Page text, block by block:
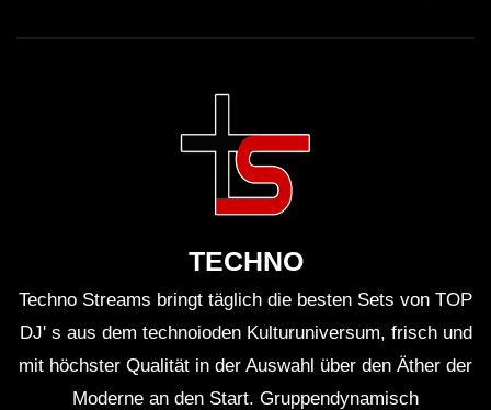
Besuchern noch lange in Erinnerung bleiben.
Sama’ Abdulhadi begeistert nicht nur durch ihre
Musik, sondern auch durch ihre Persönlichkeit und
ihre positive Ausstrahlung.
Kritische Analyse
TECHNO
Techno Streams bringt täglich die besten Sets von TOP
DJ' s aus dem technoioden Kulturuniversum, frisch und
mit höchster Qualität in der Auswahl über den Äther der
Moderne an den Start. Gruppendynamisch